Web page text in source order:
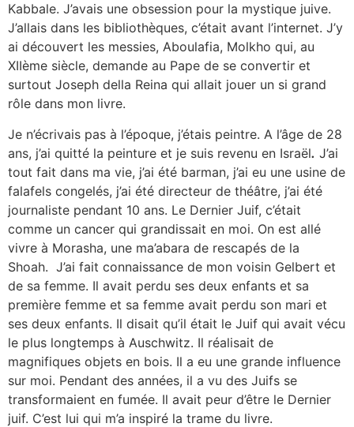
Kabbale. J’avais une obsession pour la mystique juive.
J’allais dans les bibliothèques, c’était avant l’internet. J’y
ai découvert les messies, Aboulafia, Molkho qui, au
XIIème siècle, demande au Pape de se convertir et
surtout Joseph della Reina qui allait jouer un si grand
rôle dans mon livre.
Je n’écrivais pas à l’époque, j’étais peintre. A l’âge de 28
ans, j’ai quitté la peinture et je suis revenu en Israël. J’ai
tout fait dans ma vie, j’ai été barman, j’ai eu une usine de
falafels congelés, j’ai été directeur de théâtre, j’ai été
journaliste pendant 10 ans. Le Dernier Juif, c’était
comme un cancer qui grandissait en moi. On est allé
vivre à Morasha, une ma’abara de rescapés de la
Shoah. J’ai fait connaissance de mon voisin Gelbert et
de sa femme. Il avait perdu ses deux enfants et sa
première femme et sa femme avait perdu son mari et
ses deux enfants. Il disait qu’il était le Juif qui avait vécu
le plus longtemps à Auschwitz. Il réalisait de
magnifiques objets en bois. Il a eu une grande influence
sur moi. Pendant des années, il a vu des Juifs se
transformaient en fumée. Il avait peur d’être le Dernier
juif. C’est lui qui m’a inspiré la trame du livre.